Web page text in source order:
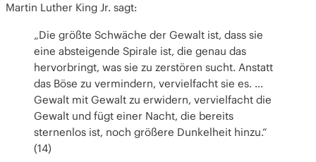
Martin Luther King Jr. sagt:
„Die größte Schwäche der Gewalt ist, dass sie
eine absteigende Spirale ist, die genau das
hervorbringt, was sie zu zerstören sucht. Anstatt
das Böse zu vermindern, vervielfacht sie es. …
Gewalt mit Gewalt zu erwidern, vervielfacht die
Gewalt und fügt einer Nacht, die bereits
sternenlos ist, noch größere Dunkelheit hinzu.“
(14)